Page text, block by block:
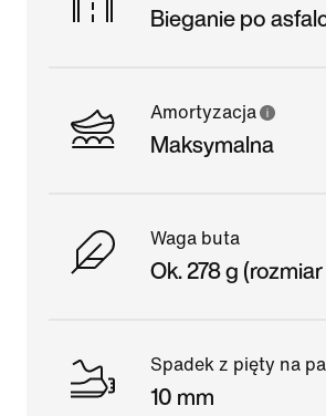
Bieganie po
Amortyzacja
Maksymalna
Waga buta
Ok. 278 g
Spadek z pięty na
10 mm